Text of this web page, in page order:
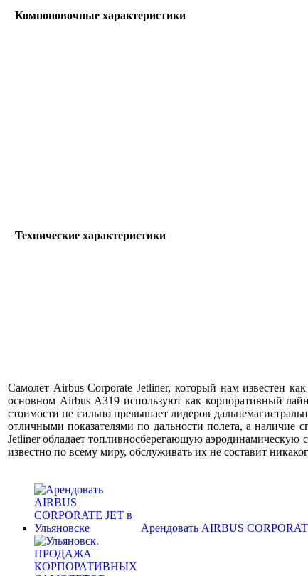
Компоновочные характеристики
Технические характеристики
Самолет Airbus Corporate Jetliner, который нам известен
основном Airbus А319 используют как корпоративный
стоимости не сильно превышает лидеров
отличными показателями по дальности полета, а наличие
Jetliner обладает топливносберегающую аэродинамическую
известно по всему миру, обслуживать их не составит
Арендовать AIRBUS